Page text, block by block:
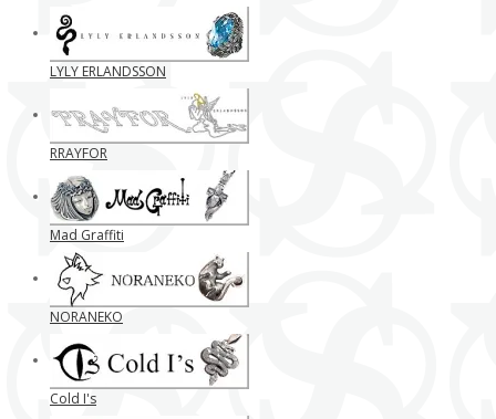
LYLY ERLANDSSON
RRAYFOR
Mad Graffiti
NORANEKO
Cold I's